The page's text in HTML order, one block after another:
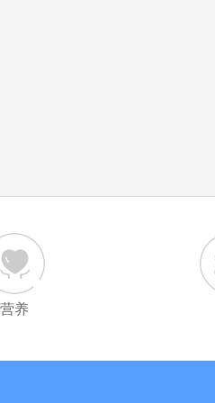
营养